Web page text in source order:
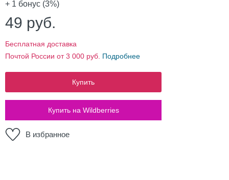
+ 1 бонус (3%)
49 руб.
Бесплатная доставка
Почтой России от 3 000 руб. Подробнее
Купить
Купить на Wildberries
В избранное